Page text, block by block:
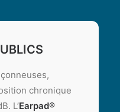
chronique
L’Earpad®